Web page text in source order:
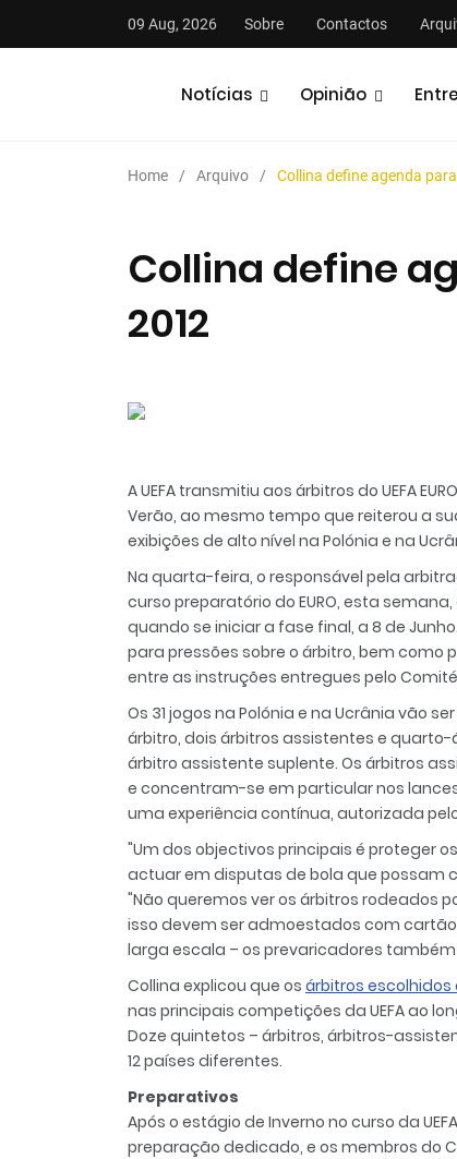
09 Aug, 2026 Sobre Contactos
Notícias Opinião
Home Arquivo Collina define agenda para
Collina define
2012
A UEFA transmitiu aos árbitros do UEFA
Verão, ao mesmo tempo que reiterou a
exibições de alto nível na Polónia e na
Na quarta-feira, o responsável pela
curso preparatório do EURO, esta
quando se iniciar a fase final, a 8 de
para pressões sobre o árbitro, bem
entre as instruções entregues pelo Comité
Os 31 jogos na Polónia e na Ucrânia vão
árbitro, dois árbitros assistentes e
árbitro assistente suplente. Os árbitros
e concentram-se em particular nos
uma experiência contínua, autorizada
"Um dos objectivos principais é proteger
actuar em disputas de bola que possam
"Não queremos ver os árbitros rodeados
isso devem ser admoestados com
larga escala – os prevaricadores
Collina explicou que os árbitros escolhidos
nas principais competições da UEFA ao
Doze quintetos – árbitros, árbitros-
12 países diferentes.
Preparativos
Após o estágio de Inverno no curso da
preparação dedicado, e os membros do
Análises